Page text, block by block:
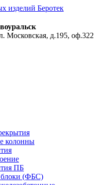
Московская, д.195, оф.322
колонны
ПБ
(ФБС)